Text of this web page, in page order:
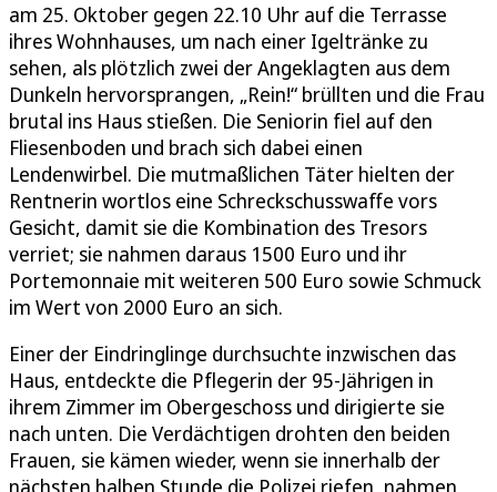
am 25. Oktober gegen 22.10 Uhr auf die Terrasse
ihres Wohnhauses, um nach einer Igeltränke zu
sehen, als plötzlich zwei der Angeklagten aus dem
Dunkeln hervorsprangen, „Rein!“ brüllten und die Frau
brutal ins Haus stießen. Die Seniorin fiel auf den
Fliesenboden und brach sich dabei einen
Lendenwirbel. Die mutmaßlichen Täter hielten der
Rentnerin wortlos eine Schreckschusswaffe vors
Gesicht, damit sie die Kombination des Tresors
verriet; sie nahmen daraus 1500 Euro und ihr
Portemonnaie mit weiteren 500 Euro sowie Schmuck
im Wert von 2000 Euro an sich.
Einer der Eindringlinge durchsuchte inzwischen das
Haus, entdeckte die Pflegerin der 95-Jährigen in
ihrem Zimmer im Obergeschoss und dirigierte sie
nach unten. Die Verdächtigen drohten den beiden
Frauen, sie kämen wieder, wenn sie innerhalb der